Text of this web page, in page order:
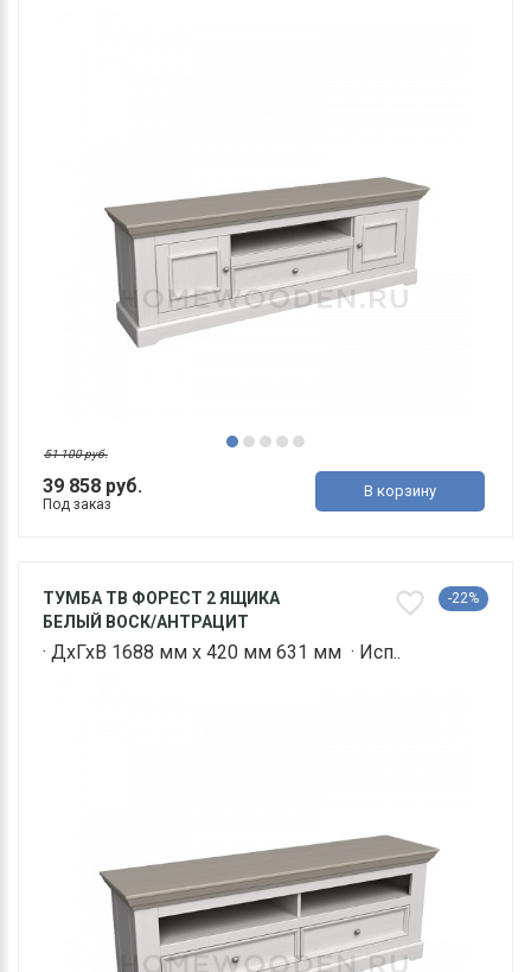
39 858 руб.
51 100 руб.
Под заказ
В корзину
ТУМБА ТВ ФОРЕСТ 2 ЯЩИКА
БЕЛЫЙ ВОСК/АНТРАЦИТ
-22%
· ДхГхВ 1688 мм х 420 мм 631 мм · Исп..